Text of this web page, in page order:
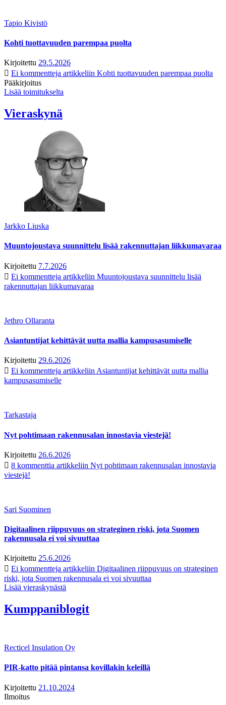
Tapio Kivistö
Kohti tuottavuuden parempaa puolta
Kirjoitettu 29.5.2026
Ei kommentteja artikkeliin Kohti tuottavuuden parempaa puolta
Pääkirjoitus
Lisää toimitukselta
Vieraskynä
Jarkko Liuska
Muuntojoustava suunnittelu lisää rakennuttajan liikkumavaraa
Kirjoitettu 7.7.2026
Ei kommentteja artikkeliin Muuntojoustava suunnittelu lisää
rakennuttajan liikkumavaraa
Jethro Ollaranta
Asiantuntijat kehittävät uutta mallia kampusasumiselle
Kirjoitettu 29.6.2026
Ei kommentteja artikkeliin Asiantuntijat kehittävät uutta mallia
kampusasumiselle
Tarkastaja
Nyt pohtimaan rakennusalan innostavia viestejä!
Kirjoitettu 26.6.2026
8 kommenttia artikkeliin Nyt pohtimaan rakennusalan innostavia
viestejä!
Sari Suominen
Digitaalinen riippuvuus on strateginen riski, jota Suomen
rakennusala ei voi sivuuttaa
Kirjoitettu 25.6.2026
Ei kommentteja artikkeliin Digitaalinen riippuvuus on strateginen
riski, jota Suomen rakennusala ei voi sivuuttaa
Lisää vieraskynästä
Kumppaniblogit
Recticel Insulation Oy
PIR-katto pitää pintansa kovillakin keleillä
Kirjoitettu 21.10.2024
Ilmoitus